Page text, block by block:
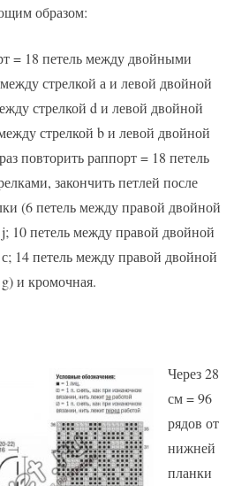
образом:
= 18 петель между двойными
стрелкой а и левой двойной
стрелкой d и левой двойной
стрелкой b и левой двойной
повторить раппорт = 18 петель
закончить петлей после
(6 петель между правой двойной
j; 10 петель между правой двойной
14 петель между правой двойной
и кромочная.
Через 28
см = 96
рядов от
нижней
планки